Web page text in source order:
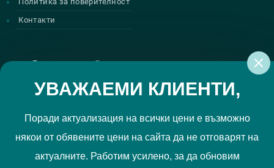
УВАЖАЕМИ КЛИЕНТИ,
Поради актуализация на всички цени е възможно
някои от обявените цени на сайта да не отговарят на
актуалните. Работим усилено, за да обновим
Контакти
Регистрирай се за нашите атрактивни
Прочетох и приемам Политиката за поверителност